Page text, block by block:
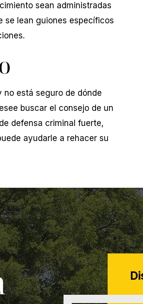
sean administradas
se lean guiones específicos
no está seguro de dónde
buscar el consejo de un
defensa criminal fuerte,
ayudarle a rehacer su